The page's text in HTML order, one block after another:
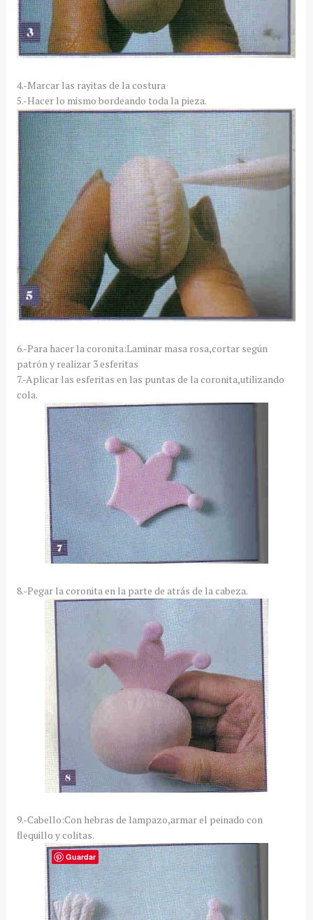
4.-Marcar las rayitas de la costura
5.-Hacer lo mismo bordeando toda la pieza.
6.-Para hacer la coronita:Laminar masa rosa,cortar según
patrón y realizar 3 esferitas
7.-Aplicar las esferitas en las puntas de la coronita,utilizando
cola.
8.-Pegar la coronita en la parte de atrás de la cabeza.
9.-Cabello:Con hebras de lampazo,armar el peinado con
flequillo y colitas.
Guardar